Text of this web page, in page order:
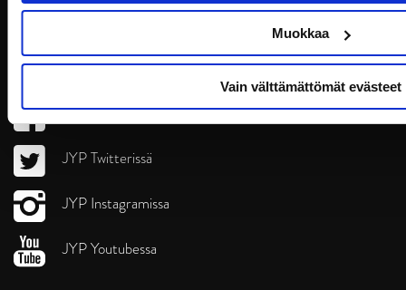
Muokkaa
Vain välttämättömät evästeet
Yhteistyökumppanit
Yhteystiedot
JYP Facebookissa
JYP Twitterissä
JYP Instagramissa
JYP Youtubessa